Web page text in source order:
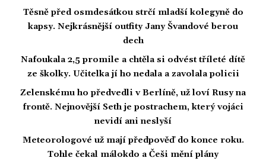
Těsně před osmdesátkou strčí mladší kolegyně do
kapsy. Nejkrásnější outfity Jany Švandové berou
dech
Nafoukala 2,5 promile a chtěla si odvést tříleté dítě
ze školky. Učitelka jí ho nedala a zavolala policii
Zelenskému ho předvedli v Berlíně, už loví Rusy na
frontě. Nejnovější Seth je postrachem, který vojáci
nevidí ani neslyší
Meteorologové už mají předpověď do konce roku.
Tohle čekal málokdo a Češi mění plány